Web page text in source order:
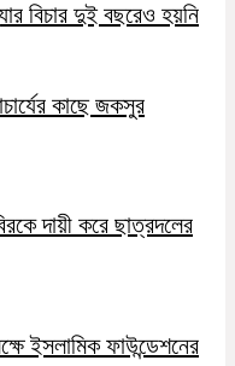
বিচার দুই বছরেও হয়নি
কাছে জকসুর
দায়ী করে ছাত্রদলের
ইসলামিক ফাউন্ডেশনের